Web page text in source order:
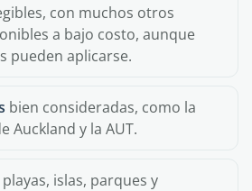
con muchos otros
a bajo costo, aunque
pueden aplicarse.
bien consideradas, como la
Auckland y la AUT.
playas, islas, parques y